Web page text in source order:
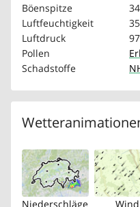
Böenspitze
Luftfeuchtigkeit
Luftdruck
Pollen
Schadstoffe
Niederschläge Wind